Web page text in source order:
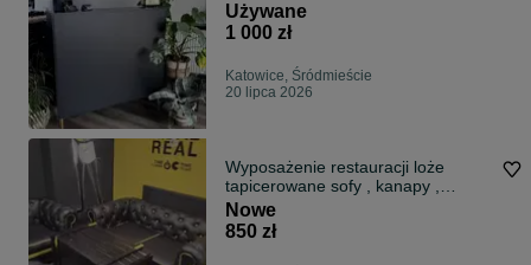
Używane
1 000 zł
Katowice, Śródmieście
20 lipca 2026
Wyposażenie restauracji loże
tapicerowane sofy , kanapy ,
krzesła
Nowe
850 zł